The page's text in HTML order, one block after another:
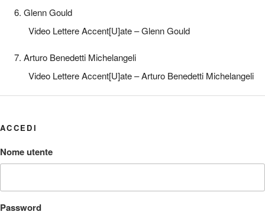
6. Glenn Gould
Video Lettere Accent[U]ate – Glenn Gould
7. Arturo Benedetti Michelangeli
Video Lettere Accent[U]ate – Arturo Benedetti Michelangeli
ACCEDI
Nome utente
Password